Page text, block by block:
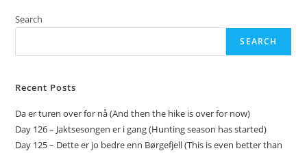
Search
SEARCH
Recent Posts
Da er turen over for nå (And then the hike is over for now)
Day 126 – Jaktsesongen er i gang (Hunting season has started)
Day 125 – Dette er jo bedre enn Børgefjell (This is even better than